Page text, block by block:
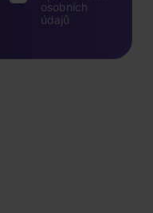
osobních
údajů